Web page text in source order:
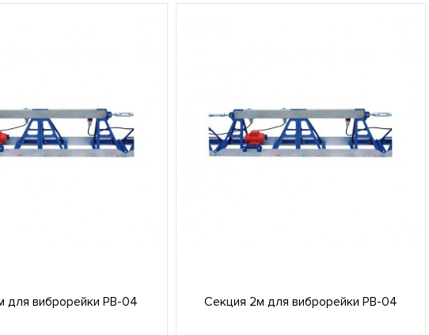
для виброрейки РВ-04 Секция 2м для виброрейки РВ-04